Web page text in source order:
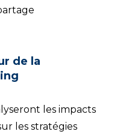
de la
les impacts
les stratégies